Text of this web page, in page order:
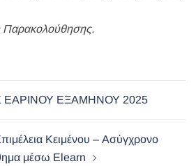
Παρακολούθησης.
ΕΑΡΙΝΟΥ ΕΞΑΜΗΝΟΥ 2025
Κειμένου – Ασύγχρονο
μέσω Elearn